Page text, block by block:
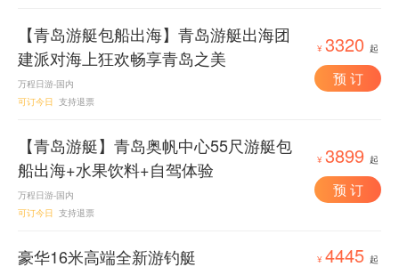
【青岛游艇包船出海】青岛游艇出海团
建派对海上狂欢畅享青岛之美
万程日游-国内
可订今日 支持退票
¥ 3320 起
预 订
【青岛游艇】青岛奥帆中心55尺游艇包
船出海+水果饮料+自驾体验
万程日游-国内
可订今日 支持退票
¥ 3899 起
预 订
豪华16米高端全新游钓艇 ¥ 4445 起